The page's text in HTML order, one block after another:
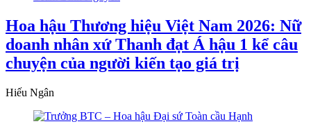
Hoa hậu Thương hiệu Việt Nam 2026: Nữ
doanh nhân xứ Thanh đạt Á hậu 1 kể câu
chuyện của người kiến tạo giá trị
Hiếu Ngân